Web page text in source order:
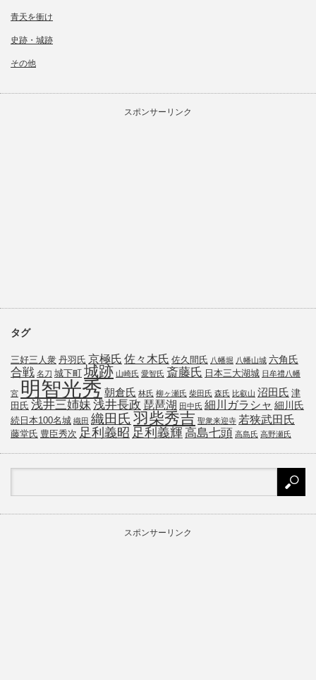
青天を衝け
史跡・城跡
その他
スポンサーリンク
タグ
三好三人衆 丹羽氏 京極氏 佐々木氏 佐久間氏 八幡堀 八幡山城 六角氏
合戦 名刀 城下町 城跡 山崎氏 愛智氏 斎藤氏 日本三大湖城 日牟禮八幡
宮 明智光秀 朝倉氏 林氏 柳ヶ瀬氏 柴田氏 森氏 比叡山 沼田氏 津
田氏 浅井三姉妹 浅井長政 琵琶湖 田中氏 細川ガラシャ 細川氏
続日本100名城 織田 織田氏 羽柴秀吉 聖衆来迎寺 若狭武田氏
藤堂氏 豊臣秀次 足利義昭 足利義輝高島七頭 高島氏 高野瀬氏
スポンサーリンク